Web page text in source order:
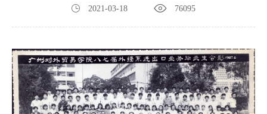
2021-03-18 76095